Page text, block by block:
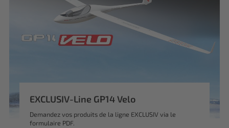
EXCLUSIV-Line GP14 Velo
Demandez vos produits de la ligne EXCLUSIV via le
formulaire PDF.